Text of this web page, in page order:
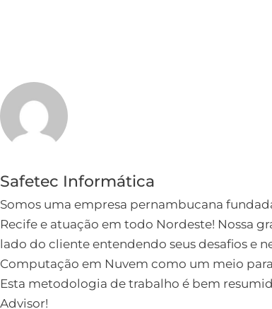
Safetec Informática
Somos uma empresa pernambucana
Recife e atuação em todo Nordeste! Nossa
lado do cliente entendendo seus desafios e
Computação em Nuvem como um meio
Esta metodologia de trabalho é bem
Advisor!